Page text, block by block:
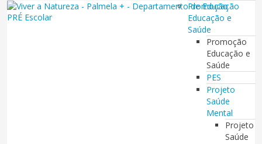
Promoção
Educação e
Saúde
Promoção
Educação e
Saúde
PES
Projeto
Saúde
Mental
Projeto
Saúde